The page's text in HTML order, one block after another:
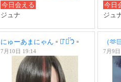
今日会える
ジュナ
今日
ジュ
にゅーあまにゃん𐄑𐅁̂ ⩊፟ ̂𐅀𐄑
7月10日 19:14
（
7月9